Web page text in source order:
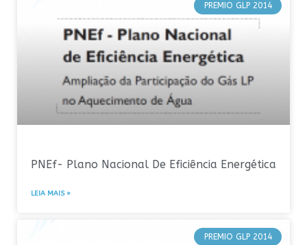
PREMIO GLP 2014
PNEf- Plano Nacional De Eficiência Energética
LEIA MAIS »
PREMIO GLP 2014